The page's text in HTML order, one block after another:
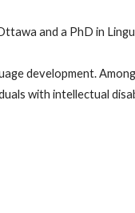
and a PhD in
development.
with intellectual